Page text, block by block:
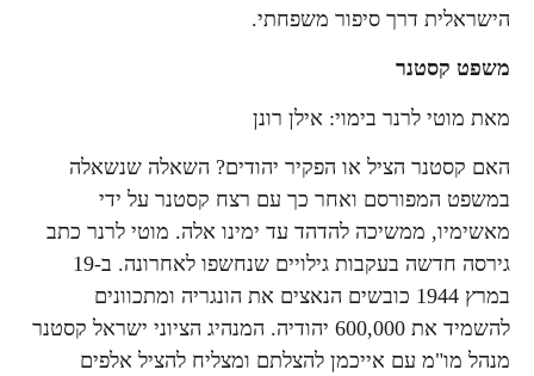
הישראלית דרך סיפור משפחתי.
משפט קסטנר
מאת מוטי לרנר בימוי: אילן רונן
האם קסטנר הציל או הפקיר יהודים? השאלה שנשאלה
במשפט המפורסם ואחר כך עם רצח קסטנר על ידי
מאשימיו, ממשיכה להדהד עד ימינו אלה. מוטי לרנר כתב
גירסה חדשה בעקבות גילויים שנחשפו לאחרונה. ב-19
במרץ 1944 כובשים הנאצים את הונגריה ומתכוונים
להשמיד את 600,000 יהודיה. המנהיג הציוני ישראל קסטנר
מנהל מו"מ עם אייכמן להצלתם ומצליח להציל אלפים